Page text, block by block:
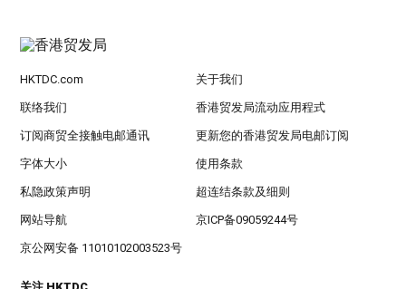
HKTDC.com 关于我们
联络我们 香港贸发局流动应用程式
订阅商贸全接触电邮通讯 更新您的香港贸发局电邮订阅
字体大小 使用条款
私隐政策声明 超连结条款及细则
网站导航 京ICP备09059244号
京公网安备 11010102003523号